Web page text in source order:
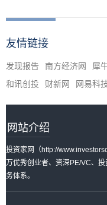
友情链接
发现报告 南方经济网 犀
和讯创投
财新网 网易科
网站介绍
投资家网（http://
万优秀创业者、资深PE/VC、
务体系。